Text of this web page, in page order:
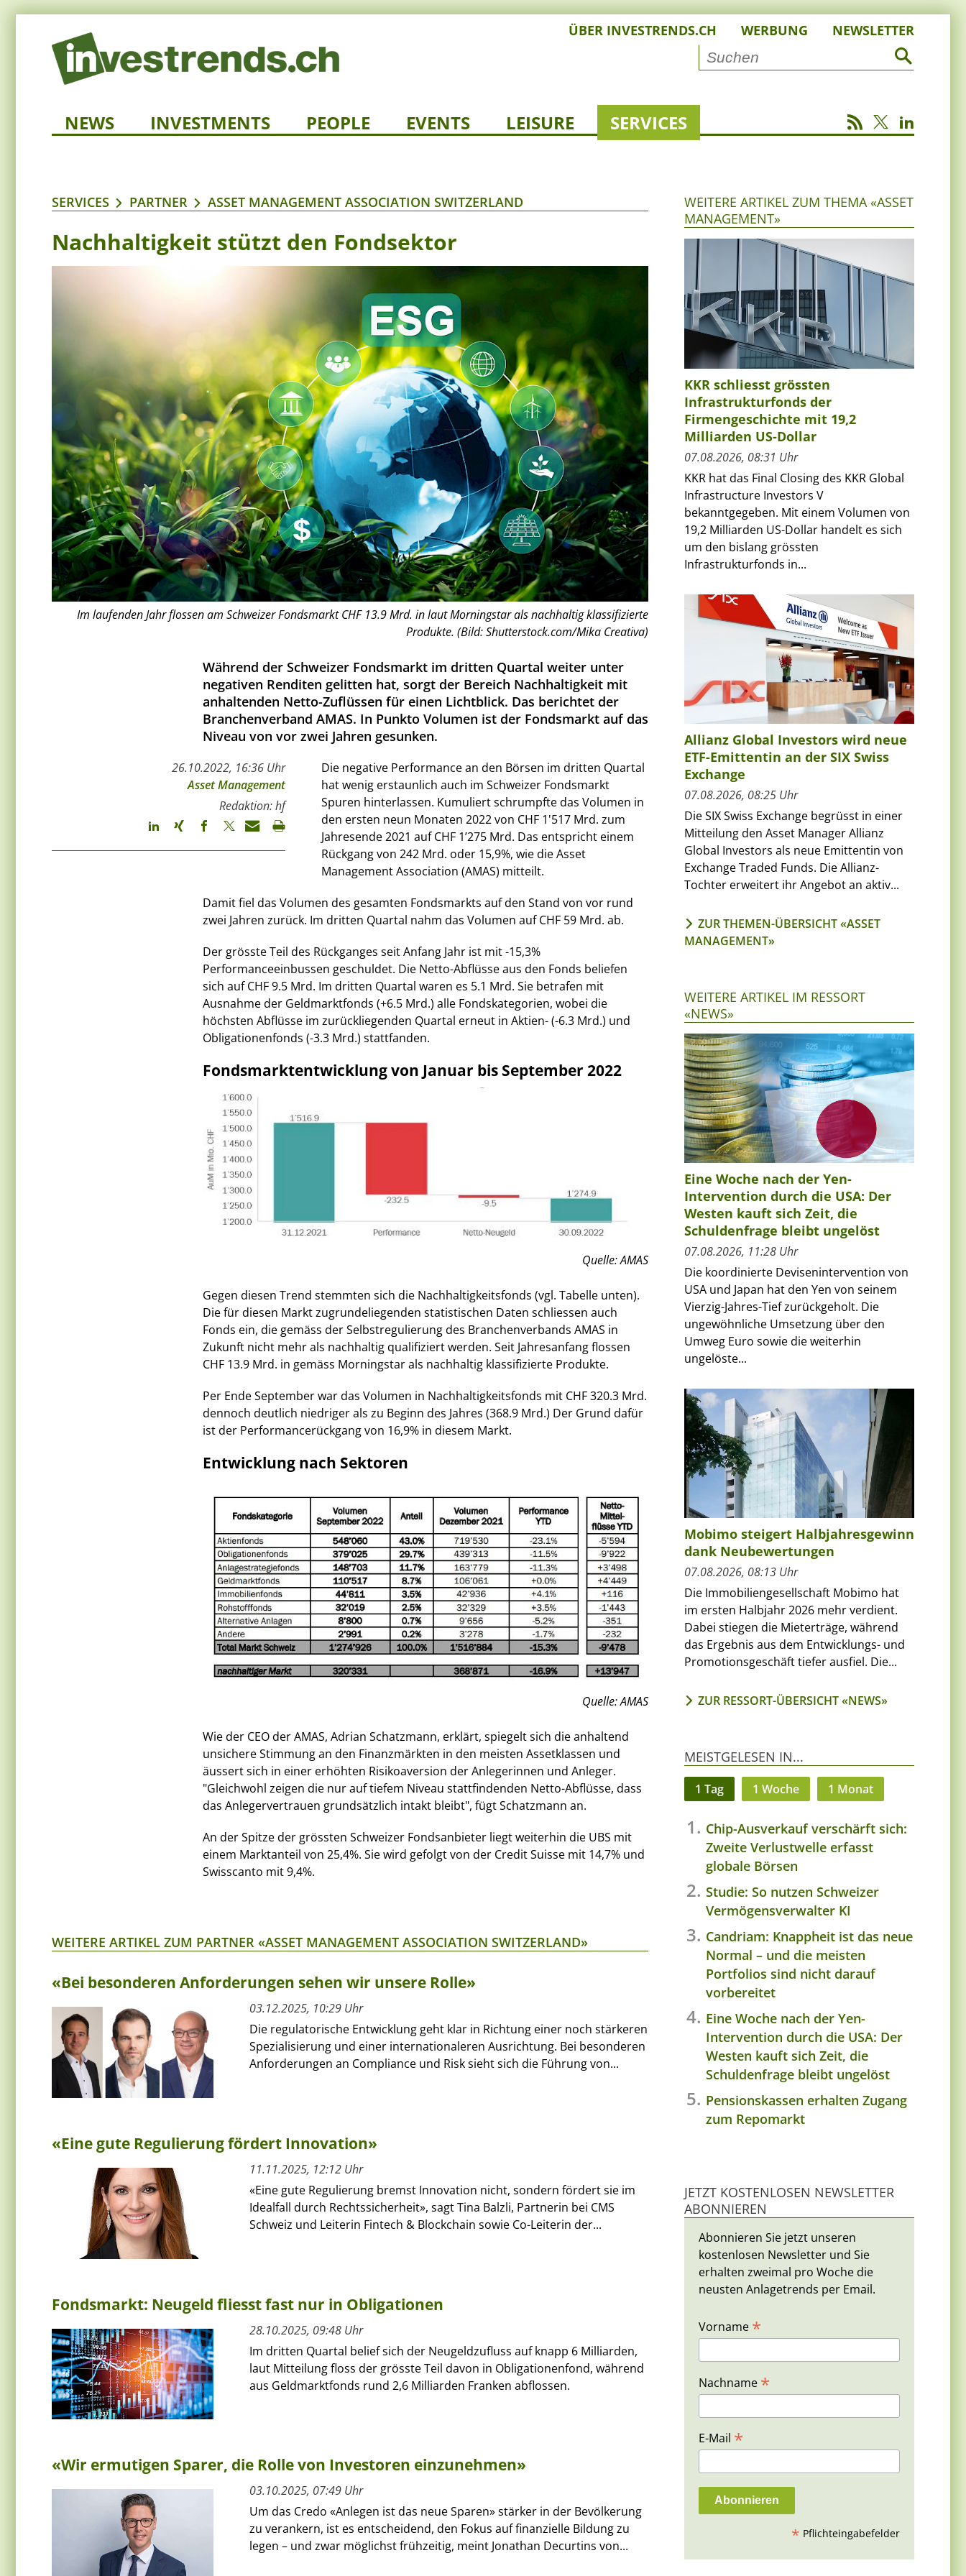
ÜBER INVESTRENDS.CH WERBUNG NEWSLETTER
NEWS INVESTMENTS PEOPLE EVENTS LEISURE SERVICES
SERVICES PARTNER ASSET MANAGEMENT ASSOCIATION SWITZERLAND
Nachhaltigkeit stützt den Fondsektor
Im laufenden Jahr flossen am Schweizer Fondsmarkt CHF 13.9 Mrd. in laut Morningstar als nachhaltig klassifizierte
Produkte. (Bild: Shutterstock.com/Mika Creativa)
Während der Schweizer Fondsmarkt im dritten Quartal weiter unter
negativen Renditen gelitten hat, sorgt der Bereich Nachhaltigkeit mit
anhaltenden Netto-Zuflüssen für einen Lichtblick. Das berichtet der
Branchenverband AMAS. In Punkto Volumen ist der Fondsmarkt auf das
Niveau von vor zwei Jahren gesunken.
26.10.2022, 16:36 Uhr
Asset Management
Redaktion: hf
Die negative Performance an den Börsen im dritten Quartal
hat wenig erstaunlich auch im Schweizer Fondsmarkt
Spuren hinterlassen. Kumuliert schrumpfte das Volumen in
den ersten neun Monaten 2022 von CHF 1'517 Mrd. zum
Jahresende 2021 auf CHF 1’275 Mrd. Das entspricht einem
Rückgang von 242 Mrd. oder 15,9%, wie die Asset
Management Association (AMAS) mitteilt.
Damit fiel das Volumen des gesamten Fondsmarkts auf den Stand von vor rund
zwei Jahren zurück. Im dritten Quartal nahm das Volumen auf CHF 59 Mrd. ab.
Der grösste Teil des Rückganges seit Anfang Jahr ist mit -15,3%
Performanceeinbussen geschuldet. Die Netto-Abflüsse aus den Fonds beliefen
sich auf CHF 9.5 Mrd. Im dritten Quartal waren es 5.1 Mrd. Sie betrafen mit
Ausnahme der Geldmarktfonds (+6.5 Mrd.) alle Fondskategorien, wobei die
höchsten Abflüsse im zurückliegenden Quartal erneut in Aktien- (-6.3 Mrd.) und
Obligationenfonds (-3.3 Mrd.) stattfanden.
Fondsmarktentwicklung von Januar bis September 2022
Quelle: AMAS
Gegen diesen Trend stemmten sich die Nachhaltigkeitsfonds (vgl. Tabelle unten).
Die für diesen Markt zugrundeliegenden statistischen Daten schliessen auch
Fonds ein, die gemäss der Selbstregulierung des Branchenverbands AMAS in
Zukunft nicht mehr als nachhaltig qualifiziert werden. Seit Jahresanfang flossen
CHF 13.9 Mrd. in gemäss Morningstar als nachhaltig klassifizierte Produkte.
Per Ende September war das Volumen in Nachhaltigkeitsfonds mit CHF 320.3 Mrd.
dennoch deutlich niedriger als zu Beginn des Jahres (368.9 Mrd.) Der Grund dafür
ist der Performancerückgang von 16,9% in diesem Markt.
Entwicklung nach Sektoren
Quelle: AMAS
Wie der CEO der AMAS, Adrian Schatzmann, erklärt, spiegelt sich die anhaltend
unsichere Stimmung an den Finanzmärkten in den meisten Assetklassen und
äussert sich in einer erhöhten Risikoaversion der Anlegerinnen und Anleger.
"Gleichwohl zeigen die nur auf tiefem Niveau stattfindenden Netto-Abflüsse, dass
das Anlegervertrauen grundsätzlich intakt bleibt", fügt Schatzmann an.
An der Spitze der grössten Schweizer Fondsanbieter liegt weiterhin die UBS mit
einem Marktanteil von 25,4%. Sie wird gefolgt von der Credit Suisse mit 14,7% und
Swisscanto mit 9,4%.
WEITERE ARTIKEL ZUM PARTNER «ASSET MANAGEMENT ASSOCIATION SWITZERLAND»
«Bei besonderen Anforderungen sehen wir unsere Rolle»
03.12.2025, 10:29 Uhr
Die regulatorische Entwicklung geht klar in Richtung einer noch stärkeren
Spezialisierung und einer internationaleren Ausrichtung. Bei besonderen
Anforderungen an Compliance und Risk sieht sich die Führung von...
«Eine gute Regulierung fördert Innovation»
11.11.2025, 12:12 Uhr
«Eine gute Regulierung bremst Innovation nicht, sondern fördert sie im
Idealfall durch Rechtssicherheit», sagt Tina Balzli, Partnerin bei CMS
Schweiz und Leiterin Fintech & Blockchain sowie Co-Leiterin der...
Fondsmarkt: Neugeld fliesst fast nur in Obligationen
28.10.2025, 09:48 Uhr
Im dritten Quartal belief sich der Neugeldzufluss auf knapp 6 Milliarden,
laut Mitteilung floss der grösste Teil davon in Obligationenfond, während
aus Geldmarktfonds rund 2,6 Milliarden Franken abflossen.
«Wir ermutigen Sparer, die Rolle von Investoren einzunehmen»
03.10.2025, 07:49 Uhr
Um das Credo «Anlegen ist das neue Sparen» stärker in der Bevölkerung
zu verankern, ist es entscheidend, den Fokus auf finanzielle Bildung zu
legen – und zwar möglichst frühzeitig, meint Jonathan Decurtins von...
WEITERE ARTIKEL ZUM THEMA «ASSET
MANAGEMENT»
KKR schliesst grössten
Infrastrukturfonds der
Firmengeschichte mit 19,2
Milliarden US-Dollar
07.08.2026, 08:31 Uhr
KKR hat das Final Closing des KKR Global
Infrastructure Investors V
bekanntgegeben. Mit einem Volumen von
19,2 Milliarden US-Dollar handelt es sich
um den bislang grössten
Infrastrukturfonds in...
Allianz Global Investors wird neue
ETF-Emittentin an der SIX Swiss
Exchange
07.08.2026, 08:25 Uhr
Die SIX Swiss Exchange begrüsst in einer
Mitteilung den Asset Manager Allianz
Global Investors als neue Emittentin von
Exchange Traded Funds. Die Allianz-
Tochter erweitert ihr Angebot an aktiv...
ZUR THEMEN-ÜBERSICHT «ASSET
MANAGEMENT»
WEITERE ARTIKEL IM RESSORT
«NEWS»
Eine Woche nach der Yen-
Intervention durch die USA: Der
Westen kauft sich Zeit, die
Schuldenfrage bleibt ungelöst
07.08.2026, 11:28 Uhr
Die koordinierte Devisenintervention von
USA und Japan hat den Yen von seinem
Vierzig-Jahres-Tief zurückgeholt. Die
ungewöhnliche Umsetzung über den
Umweg Euro sowie die weiterhin
ungelöste...
Mobimo steigert Halbjahresgewinn
dank Neubewertungen
07.08.2026, 08:13 Uhr
Die Immobiliengesellschaft Mobimo hat
im ersten Halbjahr 2026 mehr verdient.
Dabei stiegen die Mieterträge, während
das Ergebnis aus dem Entwicklungs- und
Promotionsgeschäft tiefer ausfiel. Die...
ZUR RESSORT-ÜBERSICHT «NEWS»
MEISTGELESEN IN...
1 Tag 1 Woche 1 Monat
Chip-Ausverkauf verschärft sich:
Zweite Verlustwelle erfasst
globale Börsen
Studie: So nutzen Schweizer
Vermögensverwalter KI
Candriam: Knappheit ist das neue
Normal – und die meisten
Portfolios sind nicht darauf
vorbereitet
Eine Woche nach der Yen-
Intervention durch die USA: Der
Westen kauft sich Zeit, die
Schuldenfrage bleibt ungelöst
Pensionskassen erhalten Zugang
zum Repomarkt
JETZT KOSTENLOSEN NEWSLETTER
ABONNIEREN
Abonnieren Sie jetzt unseren
kostenlosen Newsletter und Sie
erhalten zweimal pro Woche die
neusten Anlagetrends per Email.
Vorname *
Nachname *
E-Mail *
* Pflichteingabefelder